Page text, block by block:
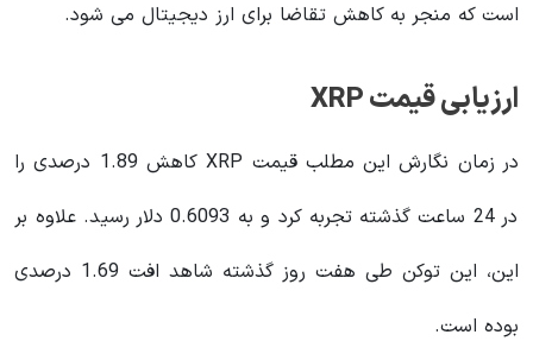
است که منجر به کاهش تقاضا برای ارز دیجیتال می شود.
ارزیابی قیمت XRP
در زمان نگارش این مطلب قیمت XRP کاهش 1.89 درصدی را
در 24 ساعت گذشته تجربه کرد و به 0.6093 دلار رسید. علاوه بر
این، این توکن طی هفت روز گذشته شاهد افت 1.69 درصدی
بوده است.